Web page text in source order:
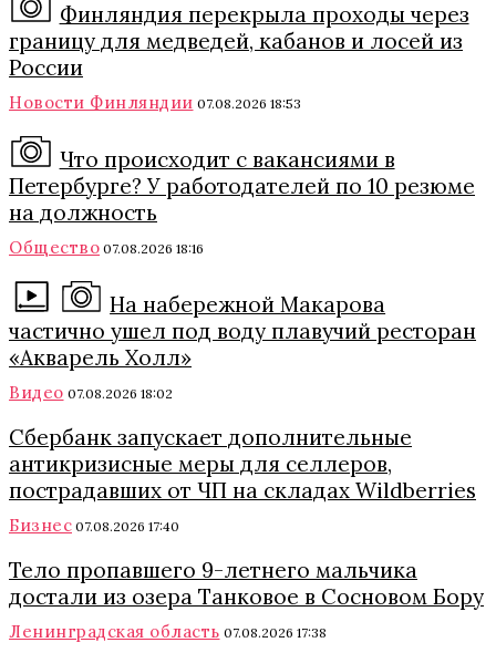
Финляндия перекрыла проходы через
границу для медведей, кабанов и лосей из
России
Новости Финляндии 07.08.2026 18:53
Что происходит с вакансиями в
Петербурге? У работодателей по 10 резюме
на должность
Общество 07.08.2026 18:16
На набережной Макарова
частично ушел под воду плавучий ресторан
«Акварель Холл»
Видео 07.08.2026 18:02
Сбербанк запускает дополнительные
антикризисные меры для селлеров,
пострадавших от ЧП на складах Wildberries
Бизнес 07.08.2026 17:40
Тело пропавшего 9-летнего мальчика
достали из озера Танковое в Сосновом Бору
Ленинградская область 07.08.2026 17:38